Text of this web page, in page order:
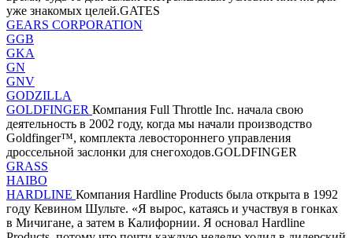
уже знакомых целей.GATES
GEARS CORPORATION
GGB
GKA
GN
GNV
GODZILLA
GOLDFINGER Компания Full Throttle Inc. начала свою
деятельность в 2002 году, когда мы начали производство
Goldfinger™, комплекта левостороннего управления
дроссельной заслонки для снегоходов.GOLDFINGER
GRASS
HAIBO
HARDLINE Компания Hardline Products была открыта в 1992
году Кевином Шульте. «Я вырос, катаясь и участвуя в гонках
в Мичигане, а затем в Калифорнии. Я основал Hardline